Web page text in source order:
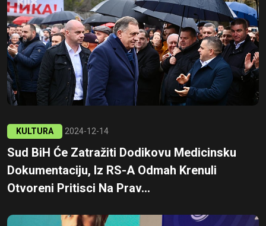
KULTURA 2024-12-14
Sud BiH Će Zatražiti Dodikovu Medicinsku
Dokumentaciju, Iz RS-A Odmah Krenuli
Otvoreni Pritisci Na Prav...